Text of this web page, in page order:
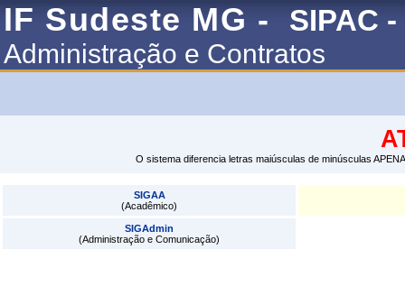
IF Sudeste MG - SIPAC -
Administração e Contratos
O sistema diferencia letras maiúsculas de minúsculas
SIGAA
(Acadêmico)
SIGAdmin
(Administração e Comunicação)